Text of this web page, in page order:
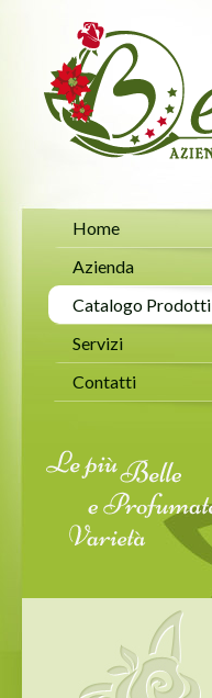
Home
Azienda
Catalogo Prodotti
Servizi
Contatti